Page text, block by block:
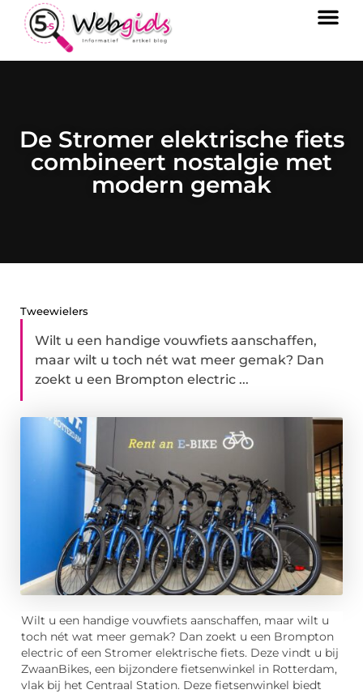
De Stromer elektrische fiets
combineert nostalgie met
modern gemak
Tweewielers
Wilt u een handige vouwfiets aanschaffen,
maar wilt u toch nét wat meer gemak? Dan
zoekt u een Brompton electric ...
Wilt u een handige vouwfiets aanschaffen, maar wilt u
toch nét wat meer gemak? Dan zoekt u een Brompton
electric of een Stromer elektrische fiets. Deze vindt u bij
ZwaanBikes, een bijzondere fietsenwinkel in Rotterdam,
vlak bij het Centraal Station. Deze fietsenwinkel biedt